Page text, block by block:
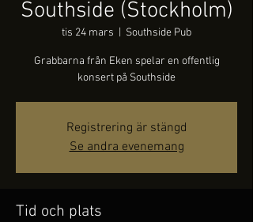
Southside (Stockholm)
tis 24 mars Southside Pub
Grabbarna från Eken spelar en offentlig
konsert på Southside
Registrering är stängd
Se andra evenemang
Tid och plats